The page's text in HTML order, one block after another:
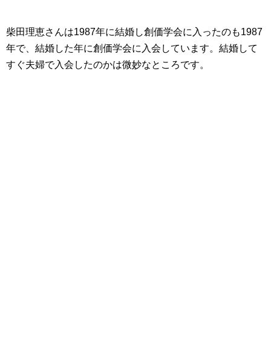
柴田理恵さんは1987年に結婚し創価学会に入ったのも1987
年で、結婚した年に創価学会に入会しています。結婚して
すぐ夫婦で入会したのかは微妙なところです。